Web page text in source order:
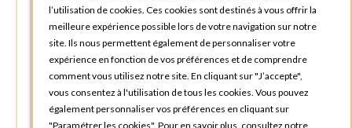
HEURES D'OUVERTURES
Horaires d'ouverture du Service Commercial :
Lundi au vendredi : 09:00h à 17:00h
Samedi et dimanche : Fermé
Horaires d'ouverture pour les enlèvements et retours des
commandes :
l’utilisation de cookies. Ces cookies sont destinés à vous offrir la
meilleure expérience possible lors de votre navigation sur notre
site. Ils nous permettent également de personnaliser votre
expérience en fonction de vos préférences et de comprendre
comment vous utilisez notre site. En cliquant sur "J’accepte",
vous consentez à l'utilisation de tous les cookies. Vous pouvez
également personnaliser vos préférences en cliquant sur
"Paramétrer les cookies". Pour en savoir plus, consultez notre